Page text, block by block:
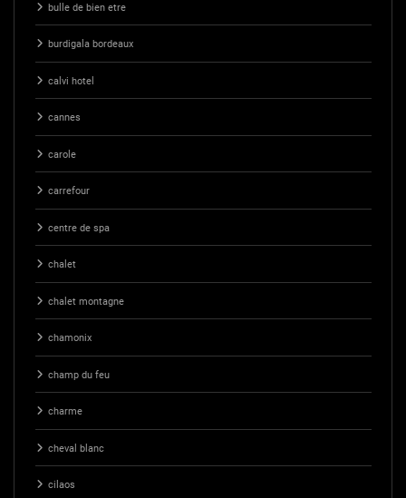
bulle de bien etre
burdigala bordeaux
calvi hotel
cannes
carole
carrefour
centre de spa
chalet
chalet montagne
chamonix
champ du feu
charme
cheval blanc
cilaos